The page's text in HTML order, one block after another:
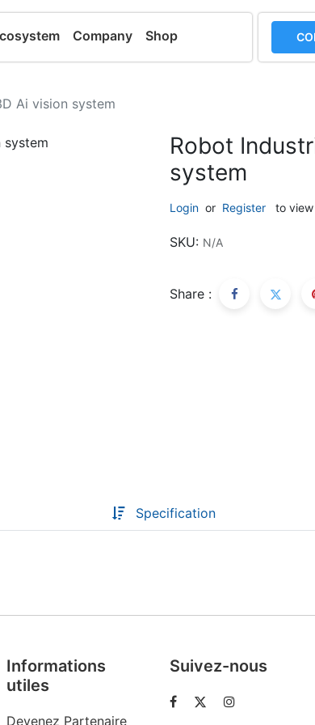
Company Shop
Ai vision system
Robot
system
Login or Register to
SKU: N/A
Share :
Specification
Informations
utiles
Devenez Partenaire
Suivez-nous
o singură soluție
Scalabil de la 1 robot la zeci de unități